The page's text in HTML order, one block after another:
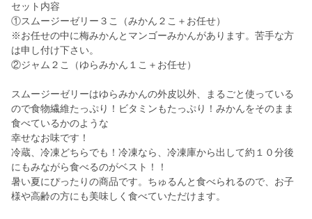
セット内容
①スムージーゼリー３こ（みかん２こ＋お任せ）
※お任せの中に梅みかんとマンゴーみかんがあります。苦手な方
は申し付け下さい。
②ジャム２こ（ゆらみかん１こ＋お任せ）
スムージーゼリーはゆらみかんの外皮以外、まるごと使っている
ので食物繊維たっぷり！ビタミンもたっぷり！みかんをそのまま
食べているかのような
幸せなお味です！
冷蔵、冷凍どちらでも！冷凍なら、冷凍庫から出して約１０分後
にもみながら食べるのがベスト！！
暑い夏にぴったりの商品です。ちゅるんと食べられるので、お子
様や高齢の方にも美味しく食べていただけます。